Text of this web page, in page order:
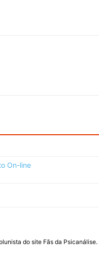
do site Fãs da Psicanálise.